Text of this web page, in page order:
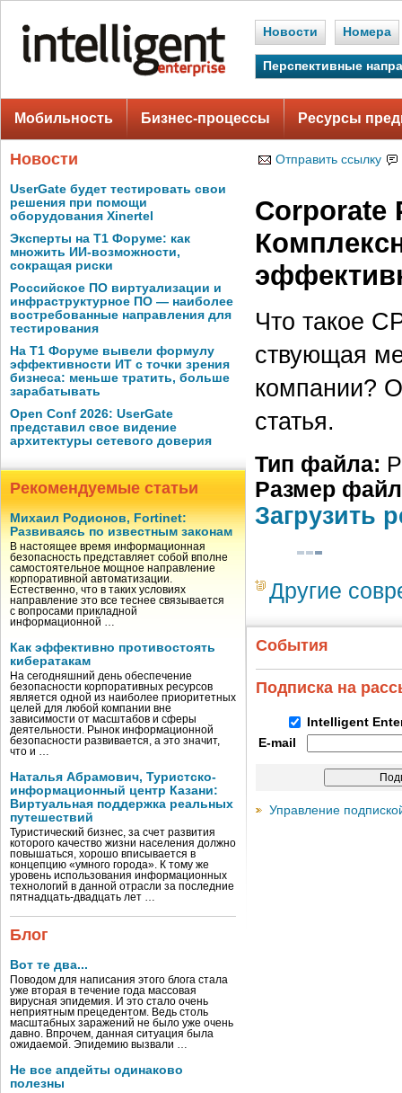
Новости Номера
Перспективные
Мобильность Бизнес-процессы Ресурсы
Новости
UserGate будет тестировать свои
решения при помощи
оборудования Xinertel
Эксперты на Т1 Форуме: как
множить ИИ-возможности,
сокращая риски
Российское ПО виртуализации и
инфраструктурное ПО — наиболее
востребованные направления для
тестирования
На Т1 Форуме вывели формулу
эффективности ИТ с точки зрения
бизнеса: меньше тратить, больше
зарабатывать
Open Conf 2026: UserGate
представил свое видение
архитектуры сетевого доверия
Рекомендуемые статьи
Михаил Родионов, Fortinet:
Развиваясь по известным законам
В настоящее время информационная
безопасность представляет собой вполне
самостоятельное мощное направление
корпоративной автоматизации.
Естественно, что в таких условиях
направление это все теснее связывается
с вопросами прикладной
информационной …
Как эффективно противостоять
кибератакам
На сегодняшний день обеспечение
безопасности корпоративных ресурсов
является одной из наиболее приоритетных
целей для любой компании вне
зависимости от масштабов и сферы
деятельности. Рынок информационной
безопасности развивается, а это значит,
что и …
Наталья Абрамович, Туристско-
информационный центр Казани:
Виртуальная поддержка реальных
путешествий
Туристический бизнес, за счет развития
которого качество жизни населения должно
повышаться, хорошо вписывается в
концепцию «умного города». К тому же
уровень использования информационных
технологий в данной отрасли за последние
пятнадцать-двадцать лет …
Блог
Вот те два...
Поводом для написания этого блога стала
уже вторая в течение года массовая
вирусная эпидемия. И это стало очень
неприятным прецедентом. Ведь столь
масштабных заражений не было уже очень
давно. Впрочем, данная ситуация была
ожидаемой. Эпидемию вызвали …
Не все апдейты одинаково
полезны
Отправить ссылку
Corporate
Что такое
ствующая
компании?
ста­тья.
Тип файла:
Размер
Загрузить
Другие
События
Подписка на
Intelligent
E-mail
Управление